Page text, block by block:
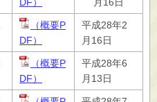
（概要P
DF）
平成28年2
月16日
（概要P
DF）
平成28年6
月13日